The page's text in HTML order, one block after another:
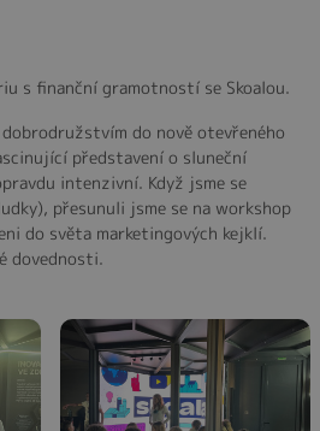
s finanční gramotností se Skoalou.
do nově otevřeného
představení o sluneční
intenzivní. Když jsme se
přesunuli jsme se na workshop
do světa marketingových kejklí.
dovednosti.